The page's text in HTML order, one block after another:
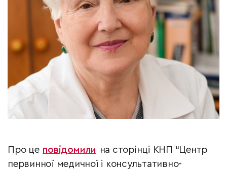
Про це повідомили на сторінці КНП “Центр
первинної медичної і консультативно-